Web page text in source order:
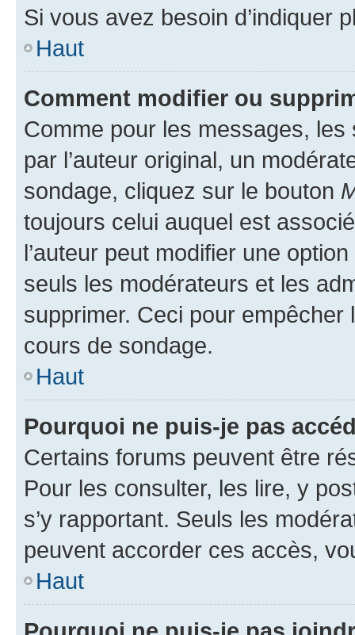
Si vous avez besoin d’indiquer
Haut
Comment modifier ou
Comme pour les messages,
par l’auteur original, un
sondage, cliquez sur le bouton
toujours celui auquel est
l’auteur peut modifier une
seuls les modérateurs et les
supprimer. Ceci pour
cours de sondage.
Haut
Pourquoi ne puis-je pas
Certains forums peuvent être
Pour les consulter, les lire, y
s’y rapportant. Seuls les
peuvent accorder ces accès,
Haut